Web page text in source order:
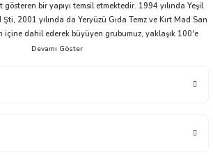
gösteren bir yapıyı temsil etmektedir. 1994 yılında Yeşil
2001 yılında da Yeryüzü Gıda Temz ve Kırt Mad San
içine dahil ederek büyüyen grubumuz, yaklaşık 100'e
beraber bu ivmesini devam ettirme niyeti ve
Çikolata, Atıştırmalık, Elektronik, Ev - Yaşam,
ticaretin zaman ve mekân faydasını yansıtmaya ilelebet